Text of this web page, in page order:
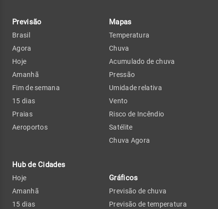
Previsão
Brasil
Agora
Hoje
Amanhã
Fim de semana
15 dias
Praias
Aeroportos
Hub de Cidades
Hoje
Amanhã
15 dias
Mapas
Temperatura
Chuva
Acumulado de chuva
Pressão
Umidade relativa
Vento
Risco de Incêndio
Satélite
Chuva Agora
Gráficos
Previsão de chuva
Previsão de temperatura